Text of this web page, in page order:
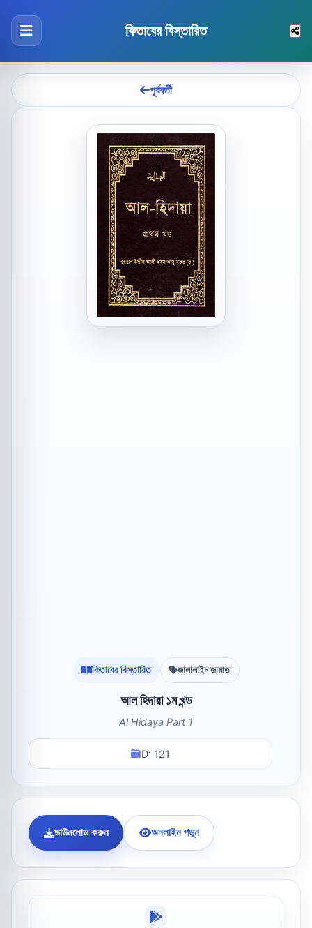
কিতাবের বিস্তারিত
পূর্ববর্তী
কিতাবের বিস্তারিত জালালাইন জামাত
আল হিদায়া ১ম খন্ড
Al Hidaya Part 1
ID: 121
ডাউনলোড করুন অনলাইন পড়ুন